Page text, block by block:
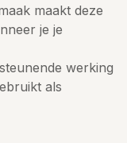
maakt deze
je je
werking
als